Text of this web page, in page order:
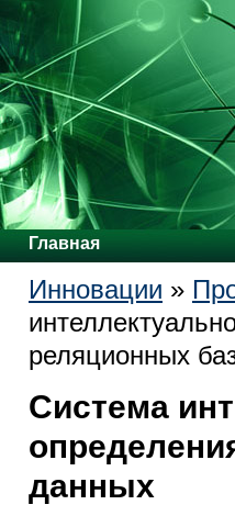
Главная
Инновации »
реляционных
Система
данных